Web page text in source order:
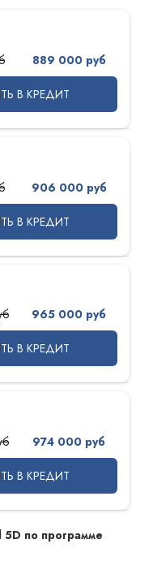
889 000 руб
В КРЕДИТ
906 000 руб
В КРЕДИТ
965 000 руб
В КРЕДИТ
974 000 руб
В КРЕДИТ
по программе